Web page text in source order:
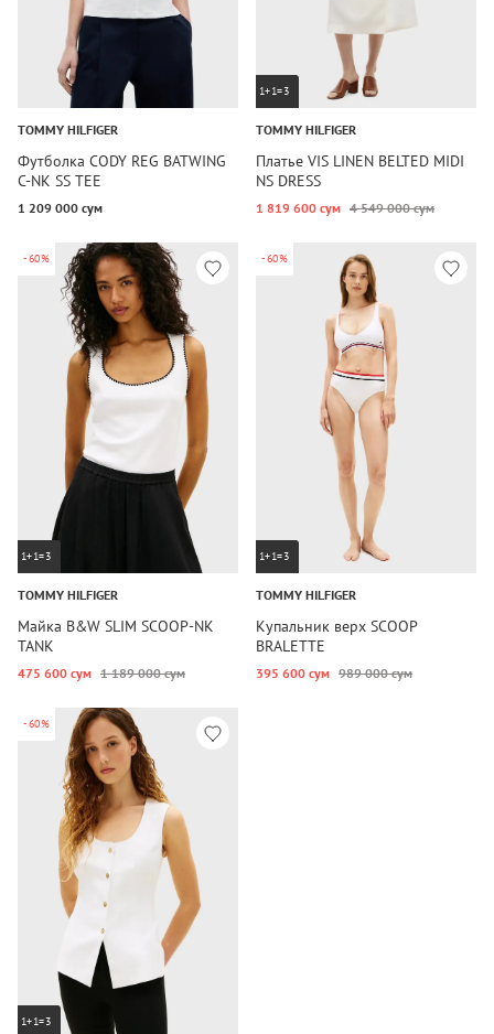
TOMMY HILFIGER
Футболка CODY REG BATWING
C-NK SS TEE
1 209 000 сум
1+1=3
TOMMY HILFIGER
Платье VIS LINEN BELTED MIDI
NS DRESS
1 819 600 сум 4 549 000 сум
-60%
1+1=3
TOMMY HILFIGER
Майка B&W SLIM SCOOP-NK
TANK
475 600 сум 1 189 000 сум
-60%
1+1=3
TOMMY HILFIGER
Купальник верх SCOOP
BRALETTE
395 600 сум 989 000 сум
-60%
1+1=3